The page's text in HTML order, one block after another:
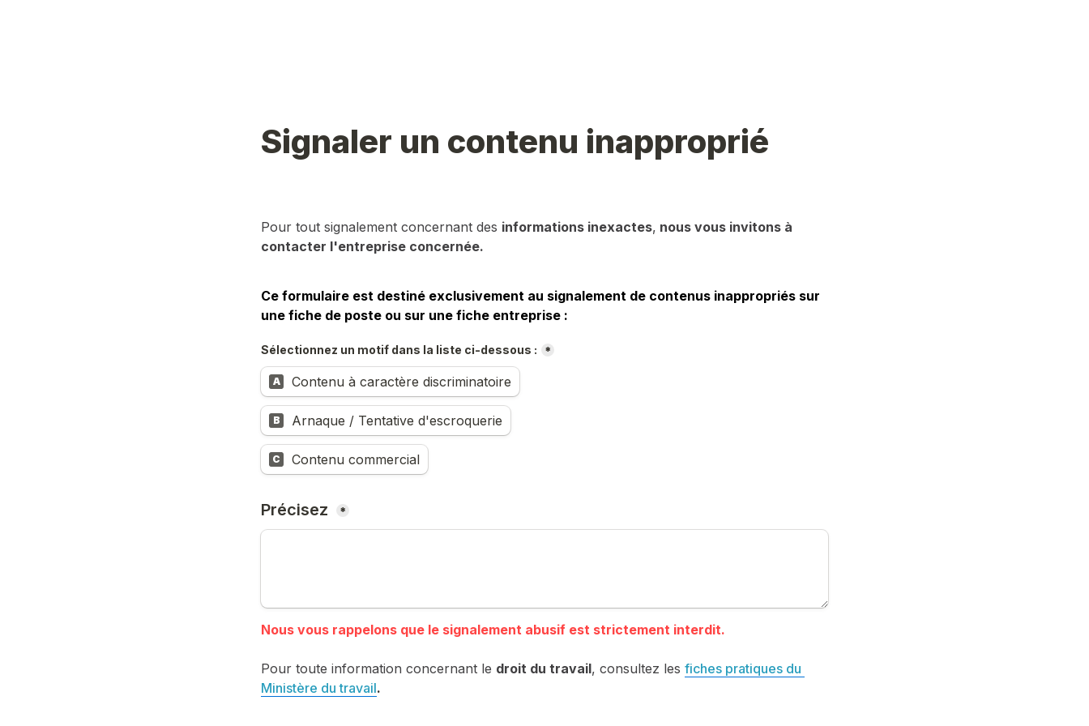
Signaler un contenu inapproprié
Pour tout signalement concernant des informations inexactes, nous vous invitons à
contacter l'entreprise concernée.
Ce formulaire est destiné exclusivement au signalement de contenus inappropriés sur
une fiche de poste ou sur une fiche entreprise :
Sélectionnez un motif dans la liste ci-dessous : *
A Contenu à caractère discriminatoire
B Arnaque / Tentative d'escroquerie
C Contenu commercial
Précisez *
Pour toute information concernant le droit du travail, consultez les fiches pratiques du
Ministère du travail